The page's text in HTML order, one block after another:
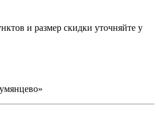
и размер скидки уточняйте у